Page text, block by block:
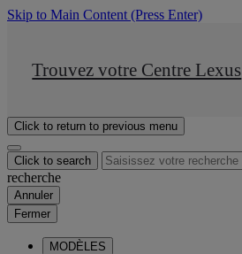
Skip to Main Content (Press Enter)
STOP DRIVE Takata
Trouvez votre Centre Lexus
Click to return to previous menu
Click to search
recherche
Annuler
Fermer
MODÈLES